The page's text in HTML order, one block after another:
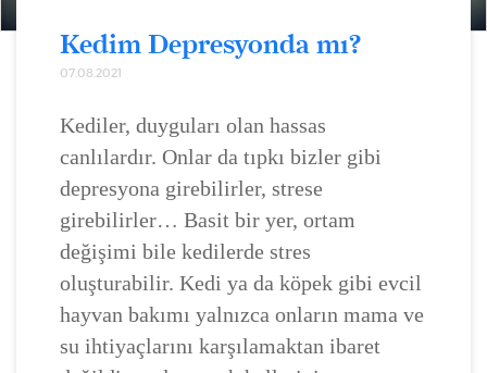
Kedim Depresyonda mı?
07.08.2021
Kediler, duyguları olan hassas
canlılardır. Onlar da tıpkı bizler gibi
depresyona girebilirler, strese
girebilirler… Basit bir yer, ortam
değişimi bile kedilerde stres
oluşturabilir. Kedi ya da köpek gibi evcil
hayvan bakımı yalnızca onların mama ve
su ihtiyaçlarını karşılamaktan ibaret